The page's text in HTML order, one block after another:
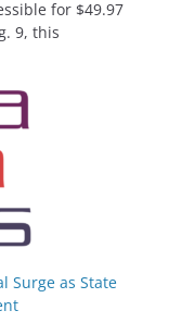
for $49.97
9, this
Surge as State